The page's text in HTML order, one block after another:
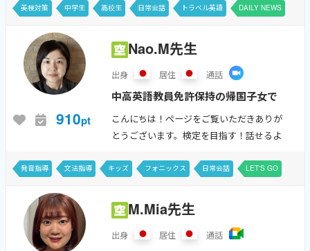
ます。生の英語や文化を学ばれたい
ko-c/2026年8月4週目までのレッ...
英検対策 中学生 高校生 日常会話 トラベル英語 DAILY NEWS
910pt
Nao.M先生
出身 居住 通話
中高英語教員免許保持の帰国子女で
す。英語学習30年以上★発音特化し
たレッスンが得意です。 「あいう
一緒に学びましょう！英語は何から
こんにちは！ページをご覧いただきありが
とうございます。検定を目指す！話せるよ
ンを重点的におこなっております。小学校
らど...
発音指導 文法指導 キッズ フォニックス 日常会話 LET'S GO
M.Mia先生
出身 居住 通話